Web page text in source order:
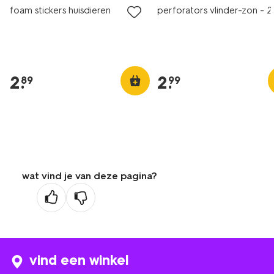
foam stickers huisdieren
2.
89
perforators vlinder-zon - 2
2.
99
wat vind je van deze pagina?
vind een winkel